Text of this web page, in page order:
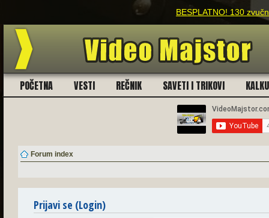
BESPLATNO! 130
POČETNA VESTI REČNIK SAVETI I TRIKOVI
Forum index
Prijavi se (Login)